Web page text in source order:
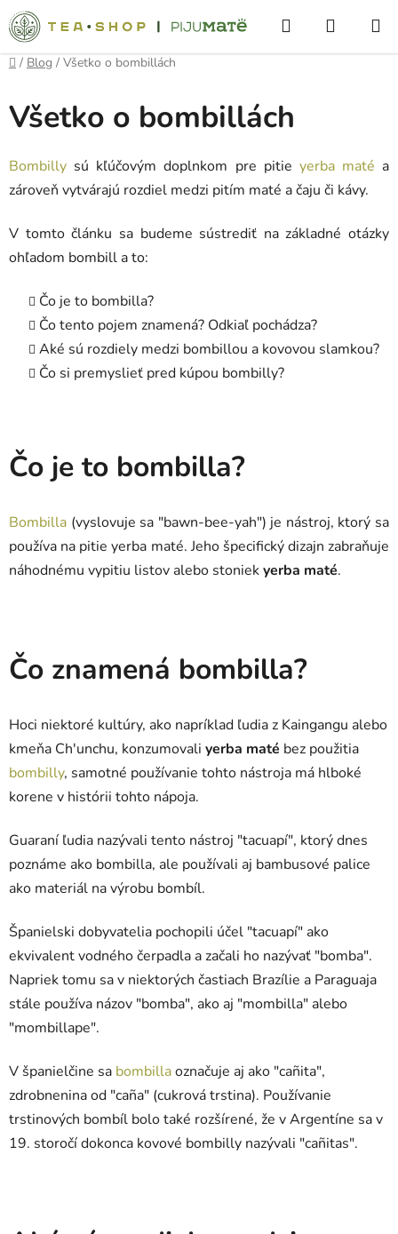
Prejsť
na
obsah
Hľadať
KOŠÍK
Domov
/ Blog / Všetko o bombillách
Všetko o bombillách
Bombilly sú kľúčovým doplnkom pre pitie yerba maté a
zároveň vytvárajú rozdiel medzi pitím maté a čaju či kávy.
V tomto článku sa budeme sústrediť na základné otázky
ohľadom bombill a to:
Čo je to bombilla?
Čo tento pojem znamená? Odkiaľ pochádza?
Aké sú rozdiely medzi bombillou a kovovou slamkou?
Čo si premyslieť pred kúpou bombilly?
Čo je to bombilla?
Bombilla (vyslovuje sa "bawn-bee-yah") je nástroj, ktorý sa
používa na pitie yerba maté. Jeho špecifický dizajn zabraňuje
náhodnému vypitiu listov alebo stoniekyerba maté.
Čo znamená bombilla?
Hoci niektoré kultúry, ako napríklad ľudia z Kaingangu alebo
kmeňa Ch'unchu, konzumovali yerba maté bez použitia
bombilly, samotné používanie tohto nástroja má hlboké
korene v histórii tohto nápoja.
Guaraní ľudia nazývali tento nástroj "tacuapí", ktorý dnes
poznáme ako bombilla, ale používali aj bambusové palice
ako materiál na výrobu bombíl.
Španielski dobyvatelia pochopili účel "tacuapí" ako
ekvivalent vodného čerpadla a začali ho nazývať "bomba".
Napriek tomu sa v niektorých častiach Brazílie a Paraguaja
stále používa názov "bomba", ako aj "mombilla" alebo
"mombillape".
V španielčine sa bombillaoznačuje aj ako "cañita",
zdrobnenina od "caña" (cukrová trstina). Používanie
trstinových bombíl bolo také rozšírené, že v Argentíne sa v
19. storočí dokonca kovové bombilly nazývali "cañitas".